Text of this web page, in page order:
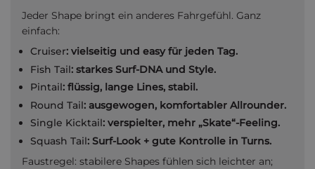
Jeder Shape bringt ein anderes Fahrgefühl. Ganz
einfach:
Cruiser: vielseitig und easy für jeden Tag.
Fish Tail: starkes Surf-DNA und Style.
Pintail: flüssig, lange Lines, stabil.
Round Tail: ausgewogen, komfortabler Allrounder.
Single Kicktail: verspielter, mehr „Skate“-Feeling.
Squash Tail: Surf-Look + gute Kontrolle in Turns.
Faustregel: stabilere Shapes fühlen sich leichter an;